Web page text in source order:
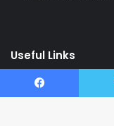
Useful Links
Facebook Twitter